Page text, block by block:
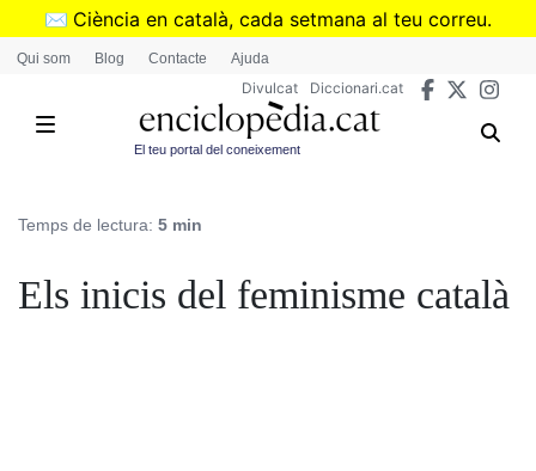
Vés
✉️ Ciència en català, cada setmana al teu correu.
➜Subscriu-te al butlletí de Divulcat
Qui som Blog Contacte Ajuda
Divulcat Diccionari.cat
El teu portal del coneixement
Temps de lectura: 5 min
Els inicis del feminisme català